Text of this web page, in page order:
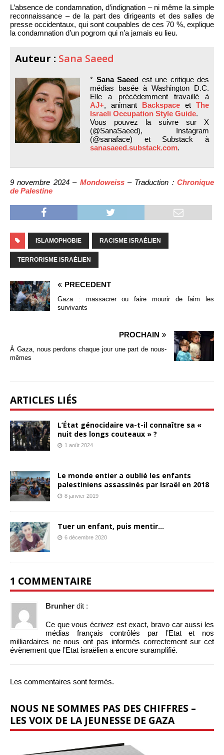
L’absence de condamnation, d’indignation – ni même la simple
reconnaissance – de la part des dirigeants et des salles de
presse occidentaux, qui sont coupables de ces 70 %, explique
la condamnation d’un pogrom qui n’a jamais eu lieu.
Auteur : Sana Saeed
* Sana Saeed est une critique des
médias basée à Washington D.C.
Elle a précédemment travaillé à
AJ+, animant Backspace et The
Israeli Occupation Style Guide.
Vous pouvez la suivre sur X
(@SanaSaeed), Instagram
(@sanaface) et Substack à
sanasaeed.substack.com.
9 novembre 2024 – Mondoweiss– Traduction : Chronique
de Palestine
ISLAMOPHOBIE RACISME ISRAÉLIEN
TERRORISME ISRAÉLIEN
PRÉCÉDENT
Gaza : massacrer ou faire mourir de faim les
survivants
PROCHAIN
À Gaza, nous perdons chaque jour une part de nous-
mêmes
ARTICLES LIÉS
L’État génocidaire va-t-il connaître sa «
nuit des longs couteaux » ?
1 août 2024
Le monde entier a oublié les enfants
palestiniens assassinés par Israël en 2018
8 janvier 2019
Tuer un enfant, puis mentir…
6 décembre 2020
1 COMMENTAIRE
Brunher dit :
Ce que vous écrivez est exact, bravo car aussi les
médias français contrôlés par l’Etat et nos
milliardaires ne nous ont pas informés correctement sur cet
évènement que l’Etat israëlien a encore suramplifié.
Les commentaires sont fermés.
NOUS NE SOMMES PAS DES CHIFFRES –
LES VOIX DE LA JEUNESSE DE GAZA